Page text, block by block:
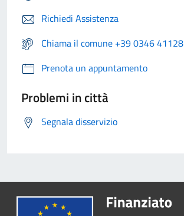
Richiedi Assistenza
Chiama il comune +39 0346 41128
Prenota un appuntamento
Problemi in città
Segnala disservizio